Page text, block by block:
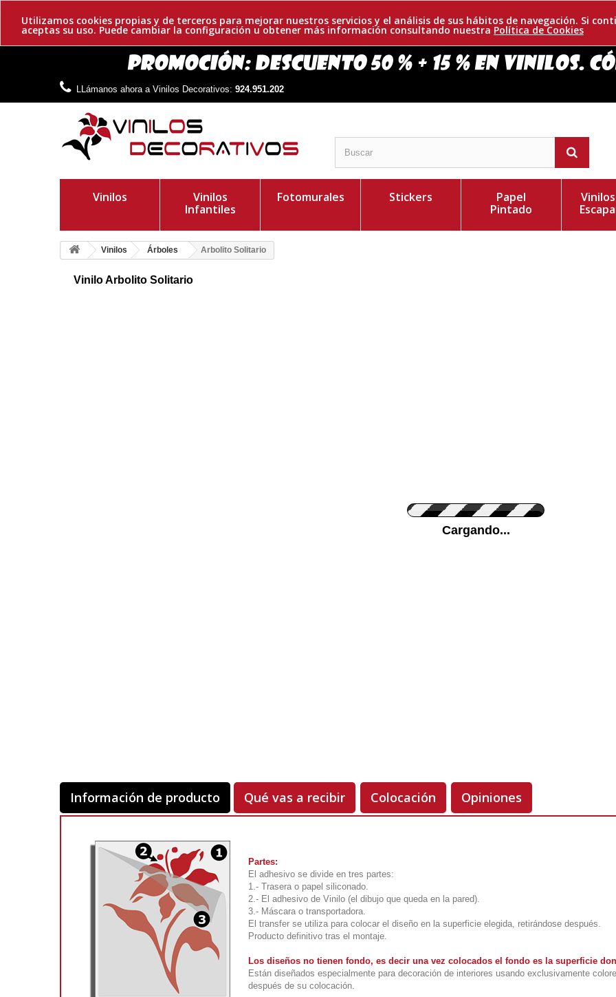
Utilizamos cookies propias y de terceros para mejorar nuestros servicios y el análisis de sus hábitos de navegación. Si
aceptas su uso. Puede cambiar la configuración u obtener más información consultando nuestra Política de Cookies
LLámanos ahora a Vinilos Decorativos: 924.951.202
Vinilos
Vinilos
Infantiles
Fotomurales Stickers
Papel
Pintado
Vinilos Árboles Arbolito Solitario
Vinilo Arbolito Solitario
Cargando...
Pon tu foto de
Información de producto Qué vas a recibir Colocación Opiniones
Partes:
El adhesivo se divide en tres partes:
1.- Trasera o papel siliconado.
2.- El adhesivo de Vinilo (el dibujo que queda en la pared).
3.- Máscara o transportadora.
El transfer se utiliza para colocar el diseño en la superficie elegida, retirándose después.
Producto definitivo tras el montaje.
Los diseños no tienen fondo, es decir una vez colocados el fondo es la superficie
Están diseñados especialmente para decoración de interiores usando exclusivamente
después de su colocación.